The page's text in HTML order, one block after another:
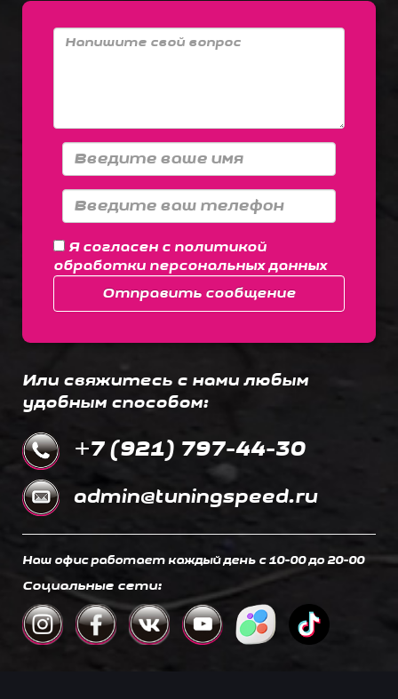
Я согласен с политикой
обработки персональных данных
Отправить сообщение
Или свяжитесь с нами любым
удобным способом:
+7 (921) 797-44-30
admin@tuningspeed.ru
Наш офис работает каждый день c 10-00 до 20-00
Социальные сети: